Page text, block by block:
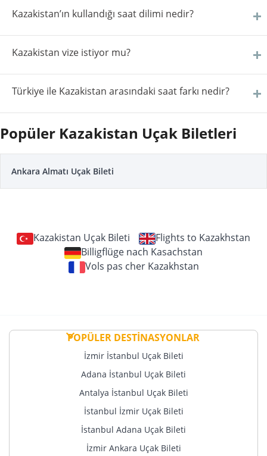
Kazakistan’ın kullandığı saat dilimi nedir?
Kazakistan vize istiyor mu?
Türkiye ile Kazakistan arasındaki saat farkı nedir?
Popüler Kazakistan Uçak Biletleri
Ankara Almatı Uçak Bileti
Kazakistan Uçak Bileti
Flights to Kazakhstan
Billigflüge nach Kasachstan
Vols pas cher Kazakhstan
POPÜLER DESTİNASYONLAR
İzmir İstanbul Uçak Bileti
Adana İstanbul Uçak Bileti
Antalya İstanbul Uçak Bileti
İstanbul İzmir Uçak Bileti
İstanbul Adana Uçak Bileti
İzmir Ankara Uçak Bileti